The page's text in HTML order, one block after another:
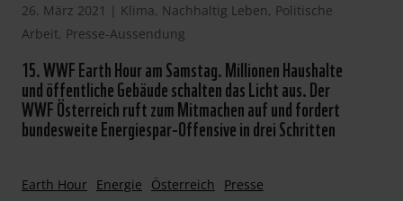
26. März 2021 | Klima, Nachhaltig Leben, Politische
Arbeit, Presse-Aussendung
15. WWF Earth Hour am Samstag. Millionen Haushalte
und öffentliche Gebäude schalten das Licht aus. Der
WWF Österreich ruft zum Mitmachen auf und fordert
bundesweite Energiespar-Offensive in drei Schritten
Earth Hour Energie Österreich Presse